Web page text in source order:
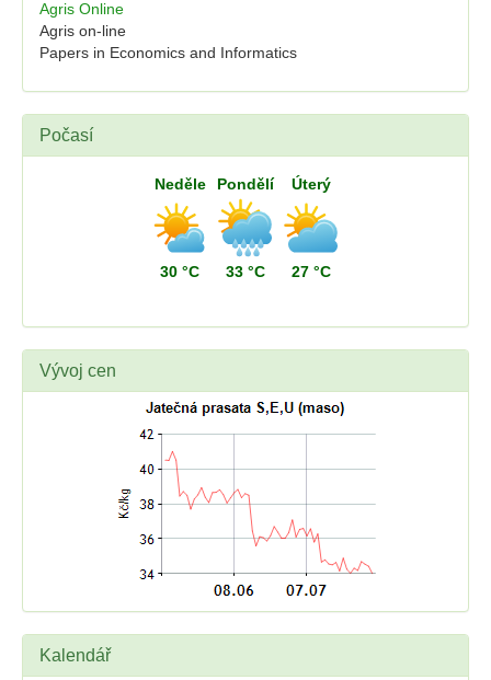
Agris Online
Agris on-line
Papers in Economics and Informatics
Počasí
Neděle
30 °C
Pondělí
33 °C
Úterý
27 °C
Vývoj cen
Kalendář